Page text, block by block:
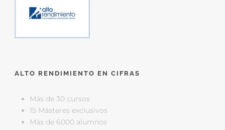
ALTO RENDIMIENTO EN CIFRAS
Más de 30 cursos
15 Másteres exclusivos
Más de 6000 alumnos